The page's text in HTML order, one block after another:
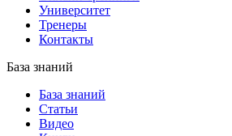
Университет
Тренеры
Контакты
База знаний
База знаний
Статьи
Видео